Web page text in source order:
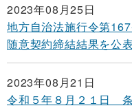
2023年08月25日
地方自治法施行令第
随意契約締結結果を公
2023年08月21日
令和５年８月２１日